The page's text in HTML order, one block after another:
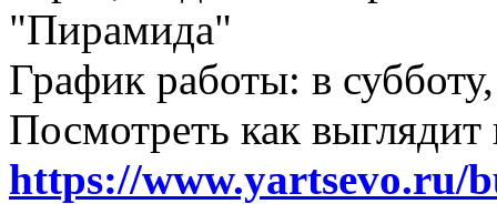
"Пирамида"
График работы: в
Посмотреть как
https://www.yartsevo.ru/